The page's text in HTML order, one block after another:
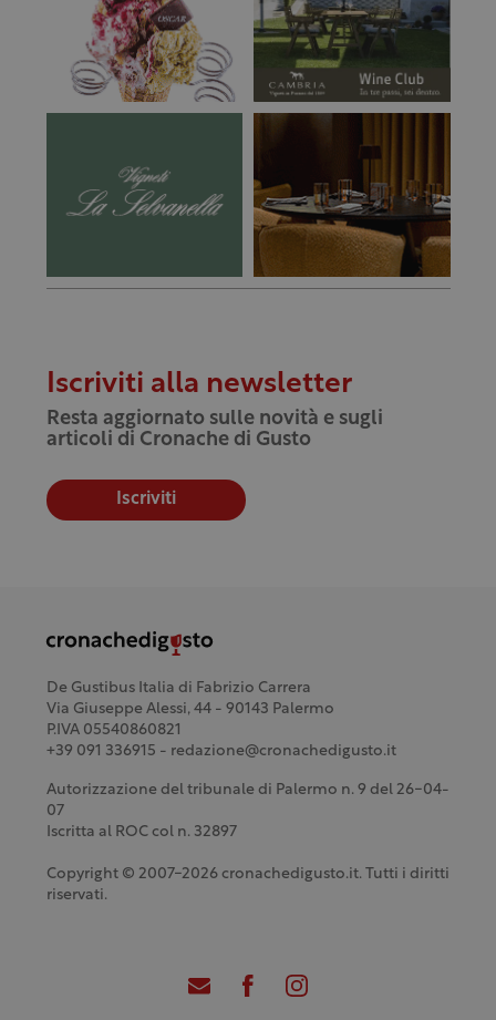
Iscriviti alla newsletter
Resta aggiornato sulle novità e sugli
articoli di Cronache di Gusto
Iscriviti
De Gustibus Italia di Fabrizio Carrera
Via Giuseppe Alessi, 44 - 90143 Palermo
P.IVA 05540860821
+39 091 336915 - redazione@cronachedigusto.it
Autorizzazione del tribunale di Palermo n. 9 del 26-04-
07
Iscritta al ROC col n. 32897
Copyright © 2007-2026 cronachedigusto.it. Tutti i diritti
riservati.